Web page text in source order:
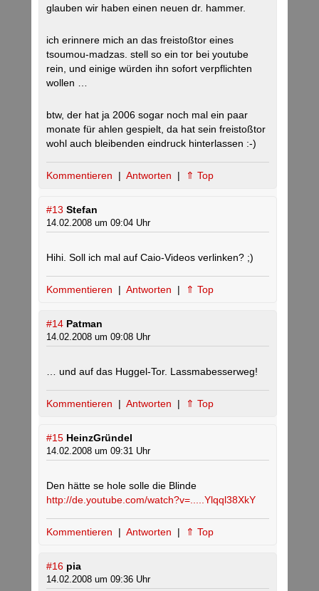
glauben wir haben einen neuen dr. hammer.
ich erinnere mich an das freistoßtor eines
tsoumou-madzas. stell so ein tor bei youtube
rein, und einige würden ihn sofort verpflichten
wollen …
btw, der hat ja 2006 sogar noch mal ein paar
monate für ahlen gespielt, da hat sein freistoßtor
wohl auch bleibenden eindruck hinterlassen :-)
Kommentieren | Antworten | ⇑ Top
#13 Stefan
14.02.2008 um 09:04 Uhr
Hihi. Soll ich mal auf Caio-Videos verlinken? ;)
Kommentieren | Antworten | ⇑ Top
#14 Patman
14.02.2008 um 09:08 Uhr
… und auf das Huggel-Tor. Lassmabesserweg!
Kommentieren | Antworten | ⇑ Top
#15 HeinzGründel
14.02.2008 um 09:31 Uhr
Den hätte se hole solle die Blinde
http://de.youtube.com/watch?v=.....Ylqql38XkY
Kommentieren | Antworten | ⇑ Top
#16 pia
14.02.2008 um 09:36 Uhr